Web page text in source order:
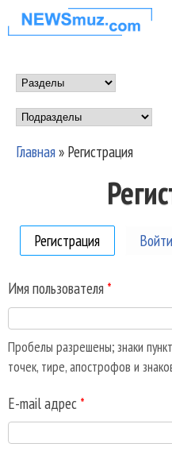
Перейти
НОВОСТИ
МУЗЫКИ И
ШОУ БИЗНЕСА
NEWSMUZ.COM
Main menu
Подразделы
Главная» Регистрация
Регистрация (активнаяВойти
Имя пользователя *
Пробелы разрешены; знаки
точек, тире, апострофов и
E-mail адрес *